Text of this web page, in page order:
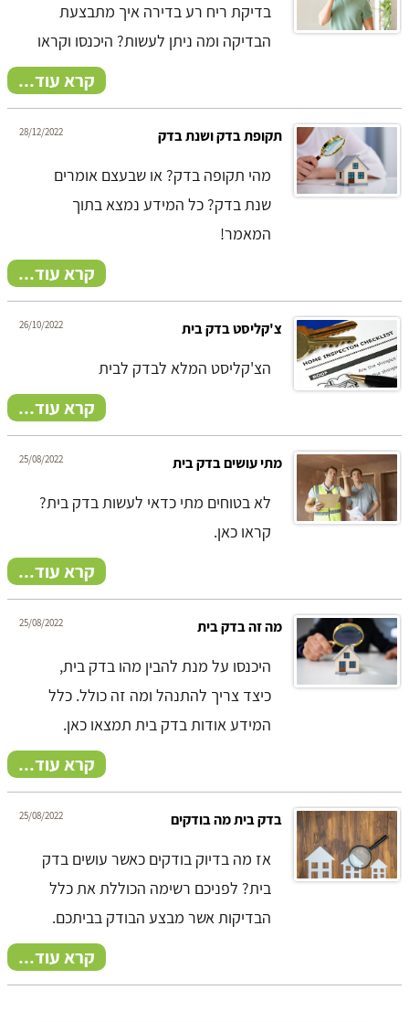
בדיקת ריח רע בדירה איך מתבצעת
הבדיקה ומה ניתן לעשות? היכנסו וקראו
קרא עוד...
תקופת בדק ושנת בדק 28/12/2022
מהי תקופה בדק? או שבעצם אומרים
שנת בדק? כל המידע נמצא בתוך
המאמר!
קרא עוד...
צ'קליסט בדק בית 26/10/2022
הצ'קליסט המלא לבדק לבית
קרא עוד...
מתי עושים בדק בית 25/08/2022
לא בטוחים מתי כדאי לעשות בדק בית?
קראו כאן.
קרא עוד...
מה זה בדק בית 25/08/2022
היכנסו על מנת להבין מהו בדק בית,
כיצד צריך להתנהל ומה זה כולל. כלל
המידע אודות בדק בית תמצאו כאן.
קרא עוד...
בדק בית מה בודקים 25/08/2022
אז מה בדיוק בודקים כאשר עושים בדק
בית? לפניכם רשימה הכוללת את כלל
הבדיקות אשר מבצע הבודק בביתכם.
קרא עוד...